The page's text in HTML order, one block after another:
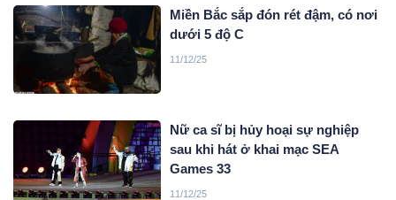
Miền Bắc sắp đón rét đậm, có nơi
dưới 5 độ C
11/12/25
Nữ ca sĩ bị hủy hoại sự nghiệp
sau khi hát ở khai mạc SEA
Games 33
11/12/25